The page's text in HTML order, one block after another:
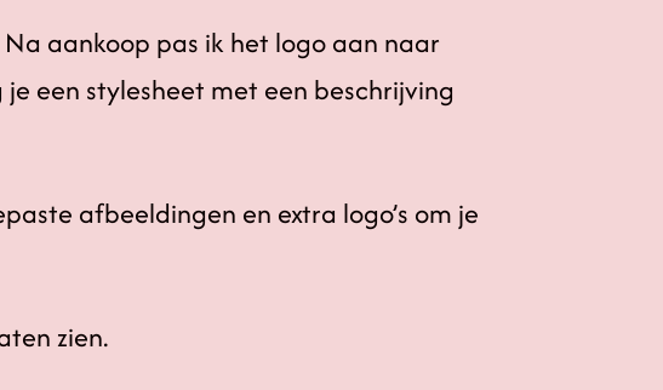
aankoop pas ik het logo aan naar
een stylesheet met een beschrijving
afbeeldingen en extra logo’s om je
zien.